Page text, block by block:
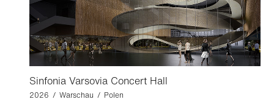
Sinfonia Varsovia Concert Hall
2026 / Warschau / Polen